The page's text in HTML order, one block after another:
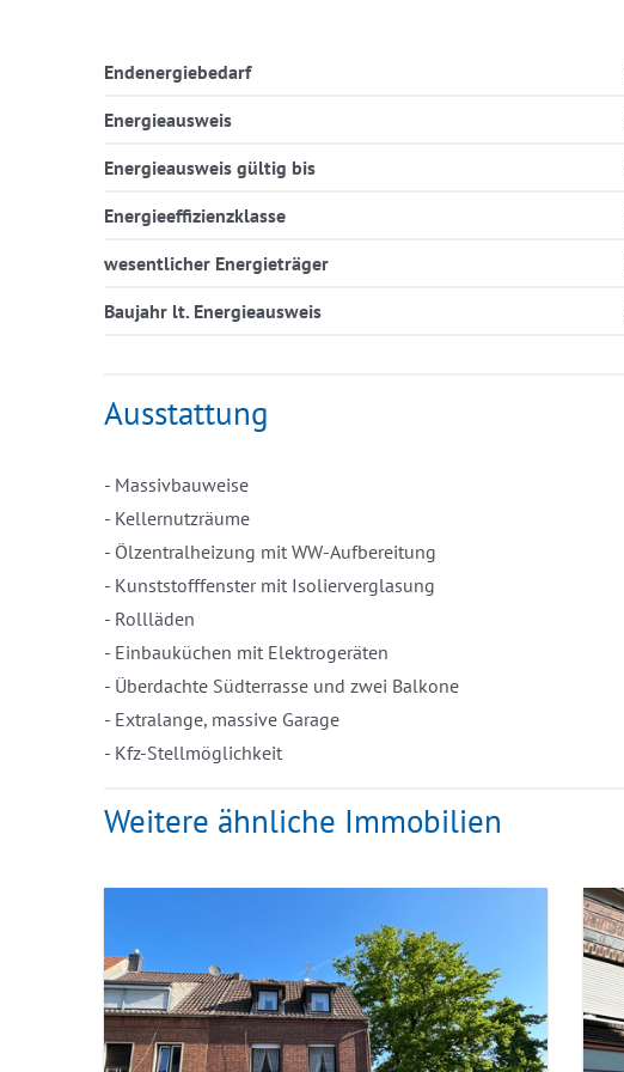
Endenergiebedarf
Energieausweis
Energieausweis gültig bis
Energieeffizienzklasse
wesentlicher Energieträger
Baujahr lt. Energieausweis
Ausstattung
- Massivbauweise
- Kellernutzräume
- Ölzentralheizung mit WW-Aufbereitung
- Kunststofffenster mit Isolierverglasung
- Rollläden
- Einbauküchen mit Elektrogeräten
- Überdachte Südterrasse und zwei Balkone
- Extralange, massive Garage
- Kfz-Stellmöglichkeit
Weitere ähnliche Immobilien